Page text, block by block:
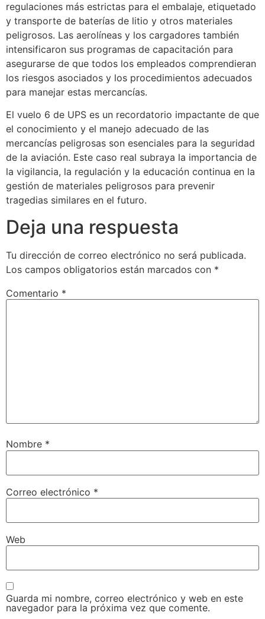
regulaciones más estrictas para el embalaje, etiquetado
y transporte de baterías de litio y otros materiales
peligrosos. Las aerolíneas y los cargadores también
intensificaron sus programas de capacitación para
asegurarse de que todos los empleados comprendieran
los riesgos asociados y los procedimientos adecuados
para manejar estas mercancías.
El vuelo 6 de UPS es un recordatorio impactante de que
el conocimiento y el manejo adecuado de las
mercancías peligrosas son esenciales para la seguridad
de la aviación. Este caso real subraya la importancia de
la vigilancia, la regulación y la educación continua en la
gestión de materiales peligrosos para prevenir
tragedias similares en el futuro.
Deja una respuesta
Tu dirección de correo electrónico no será publicada.
Los campos obligatorios están marcados con *
Comentario *
Nombre *
Correo electrónico *
Web
Guarda mi nombre, correo electrónico y web en este
navegador para la próxima vez que comente.